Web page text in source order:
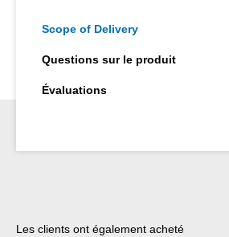
Scope of Delivery
Questions sur le produit
Évaluations
Ignorer la galerie de produits
Les clients ont également acheté